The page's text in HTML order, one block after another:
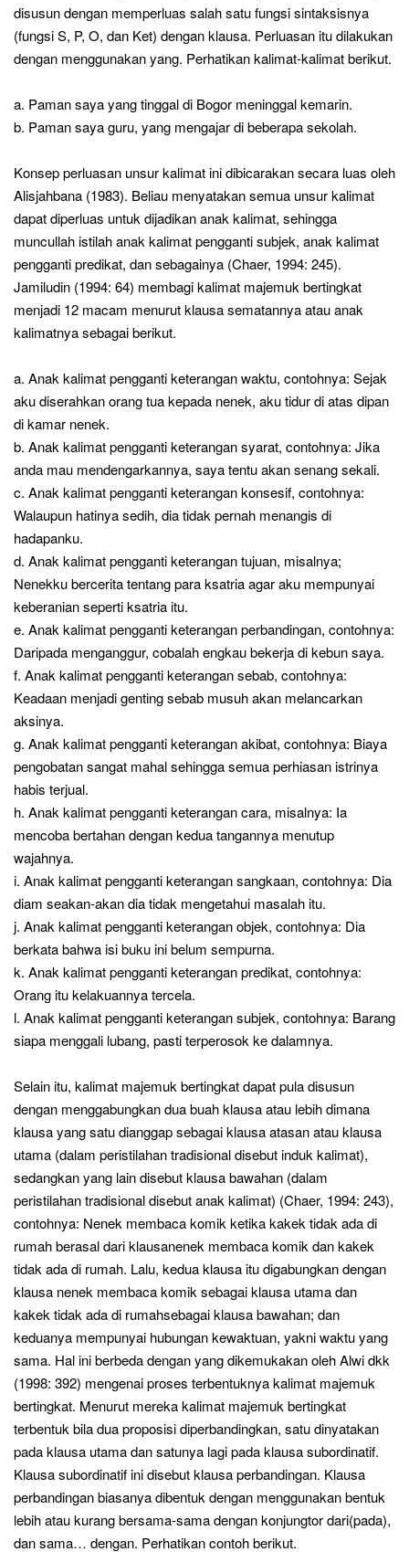
disusun dengan memperluas salah satu fungsi sintaksisnya
(fungsi S, P, O, dan Ket) dengan klausa. Perluasan itu dilakukan
dengan menggunakan yang. Perhatikan kalimat-kalimat berikut.
a. Paman saya yang tinggal di Bogor meninggal kemarin.
b. Paman saya guru, yang mengajar di beberapa sekolah.
Konsep perluasan unsur kalimat ini dibicarakan secara luas oleh
Alisjahbana (1983). Beliau menyatakan semua unsur kalimat
dapat diperluas untuk dijadikan anak kalimat, sehingga
muncullah istilah anak kalimat pengganti subjek, anak kalimat
pengganti predikat, dan sebagainya (Chaer, 1994: 245).
Jamiludin (1994: 64) membagi kalimat majemuk bertingkat
menjadi 12 macam menurut klausa sematannya atau anak
kalimatnya sebagai berikut.
a. Anak kalimat pengganti keterangan waktu, contohnya: Sejak
aku diserahkan orang tua kepada nenek, aku tidur di atas dipan
di kamar nenek.
b. Anak kalimat pengganti keterangan syarat, contohnya: Jika
anda mau mendengarkannya, saya tentu akan senang sekali.
c. Anak kalimat pengganti keterangan konsesif, contohnya:
Walaupun hatinya sedih, dia tidak pernah menangis di
hadapanku.
d. Anak kalimat pengganti keterangan tujuan, misalnya;
Nenekku bercerita tentang para ksatria agar aku mempunyai
keberanian seperti ksatria itu.
e. Anak kalimat pengganti keterangan perbandingan, contohnya:
Daripada menganggur, cobalah engkau bekerja di kebun saya.
f. Anak kalimat pengganti keterangan sebab, contohnya:
Keadaan menjadi genting sebab musuh akan melancarkan
aksinya.
g. Anak kalimat pengganti keterangan akibat, contohnya: Biaya
pengobatan sangat mahal sehingga semua perhiasan istrinya
habis terjual.
h. Anak kalimat pengganti keterangan cara, misalnya: Ia
mencoba bertahan dengan kedua tangannya menutup
wajahnya.
i. Anak kalimat pengganti keterangan sangkaan, contohnya: Dia
diam seakan-akan dia tidak mengetahui masalah itu.
j. Anak kalimat pengganti keterangan objek, contohnya: Dia
berkata bahwa isi buku ini belum sempurna.
k. Anak kalimat pengganti keterangan predikat, contohnya:
Orang itu kelakuannya tercela.
l. Anak kalimat pengganti keterangan subjek, contohnya: Barang
siapa menggali lubang, pasti terperosok ke dalamnya.
Selain itu, kalimat majemuk bertingkat dapat pula disusun
dengan menggabungkan dua buah klausa atau lebih dimana
klausa yang satu dianggap sebagai klausa atasan atau klausa
utama (dalam peristilahan tradisional disebut induk kalimat),
sedangkan yang lain disebut klausa bawahan (dalam
peristilahan tradisional disebut anak kalimat) (Chaer, 1994: 243),
contohnya: Nenek membaca komik ketika kakek tidak ada di
rumah berasal dari klausanenek membaca komik dan kakek
tidak ada di rumah. Lalu, kedua klausa itu digabungkan dengan
klausa nenek membaca komik sebagai klausa utama dan
kakek tidak ada di rumahsebagai klausa bawahan; dan
keduanya mempunyai hubungan kewaktuan, yakni waktu yang
sama. Hal ini berbeda dengan yang dikemukakan oleh Alwi dkk
(1998: 392) mengenai proses terbentuknya kalimat majemuk
bertingkat. Menurut mereka kalimat majemuk bertingkat
terbentuk bila dua proposisi diperbandingkan, satu dinyatakan
pada klausa utama dan satunya lagi pada klausa subordinatif.
Klausa subordinatif ini disebut klausa perbandingan. Klausa
perbandingan biasanya dibentuk dengan menggunakan bentuk
lebih atau kurang bersama-sama dengan konjungtor dari(pada),
dan sama… dengan. Perhatikan contoh berikut.